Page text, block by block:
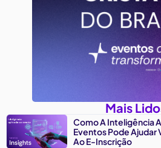
Mais
Como A Inteligência
Eventos Pode Ajudar
Ao E-Inscrição